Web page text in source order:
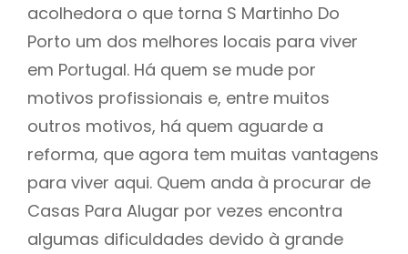
acolhedora o que torna S Martinho Do
Porto um dos melhores locais para viver
em Portugal. Há quem se mude por
motivos profissionais e, entre muitos
outros motivos, há quem aguarde a
reforma, que agora tem muitas vantagens
para viver aqui. Quem anda à procurar de
Casas Para Alugar por vezes encontra
algumas dificuldades devido à grande